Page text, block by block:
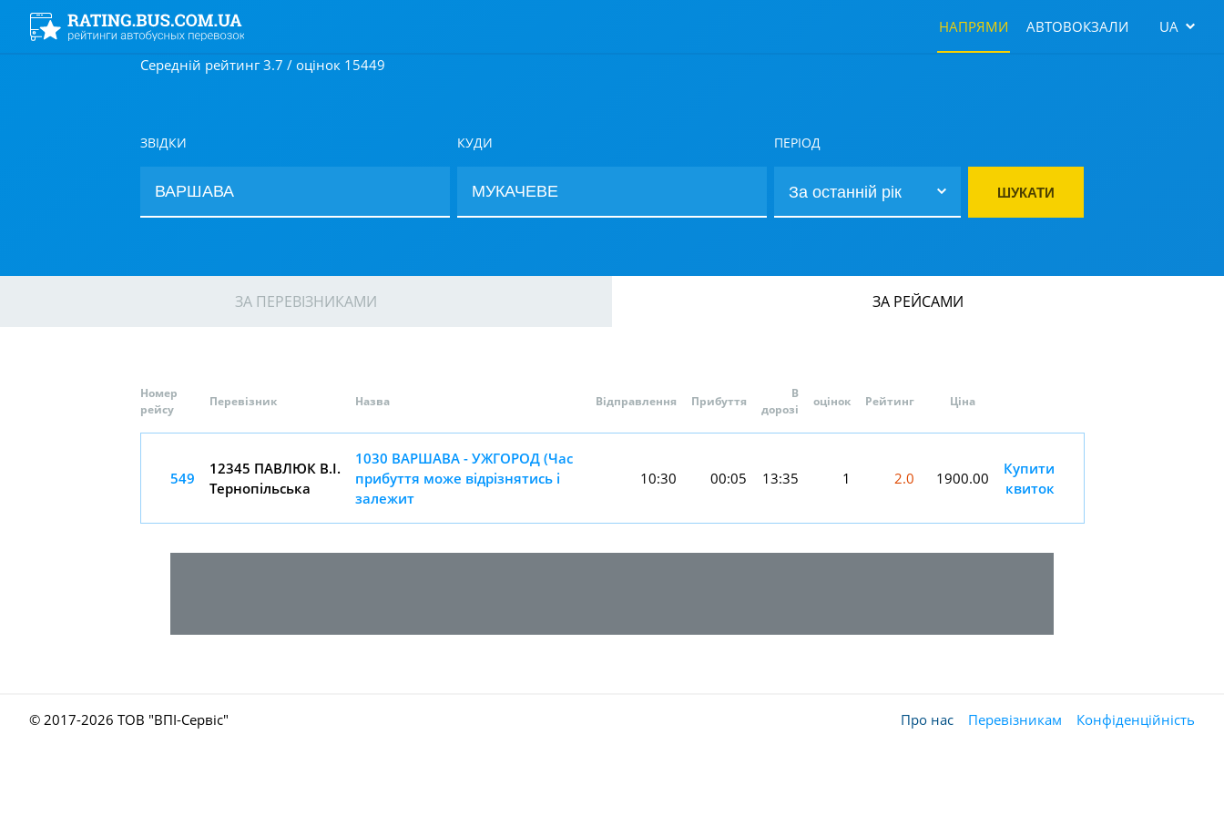
НАПРЯМИ АВТОВОКЗАЛИ UA
Середній рейтинг 3.7 / оцінок 15449
ЗВІДКИ КУДИ ПЕРІОД
ШУКАТИ
ЗА ПЕРЕВІЗНИКАМИ ЗА РЕЙСАМИ
Номер
рейсу
Перевізник Назва Відправлення Прибуття
В
дорозі
оцінок Рейтинг Ціна
549
12345 ПABЛЮК B.І.
Тернопільська
1030 ВАРШАВА - УЖГОРОД (Час
прибуття може відрізнятись і
залежит
10:30 00:05 13:35 1 2.0 1900.00
Купити
квиток
© 2017-2026 ТОВ "ВПІ-Сервіс" Про нас Перевізникам Конфіденційність